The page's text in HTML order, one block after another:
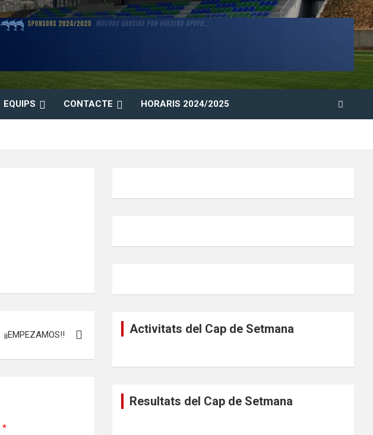
EQUIPS CONTACTE HORARIS 2024/2025
¡¡EMPEZAMOS!!
*
Activitats del Cap de Setmana
Resultats del Cap de Setmana